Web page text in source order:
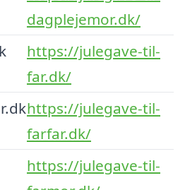
dagplejemor.dk/
https://julegave-til-
far.dk/
https://julegave-til-
farfar.dk/
https://julegave-til-